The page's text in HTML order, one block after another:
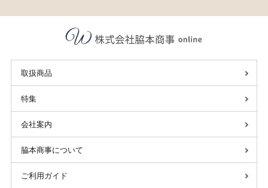
取扱商品
特集
会社案内
脇本商事について
ご利用ガイド